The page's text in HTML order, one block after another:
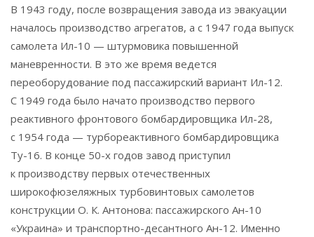
В 1943 году, после возвращения завода из эвакуации
началось производство агрегатов, а с 1947 года выпуск
самолета Ил-10 — штурмовика повышенной
маневренности. В это же время ведется
переоборудование под пассажирский вариант Ил-12.
С 1949 года было начато производство первого
реактивного фронтового бомбардировщика Ил-28,
с 1954 года — турбореактивного бомбардировщика
Ту-16. В конце 50-х годов завод приступил
к производству первых отечественных
широкофюзеляжных турбовинтовых самолетов
конструкции О. К. Антонова: пассажирского Ан-10
«Украина» и транспортно-десантного Ан-12. Именно